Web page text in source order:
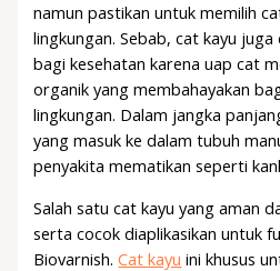
namun pastikan untuk memilih
lingkungan. Sebab, cat kayu
bagi kesehatan karena uap cat
organik yang membahayakan
lingkungan. Dalam jangka
yang masuk ke dalam tubuh
penyakita mematikan seperti
Salah satu cat kayu yang aman
serta cocok diaplikasikan untuk
Biovarnish.Cat kayu ini khusus